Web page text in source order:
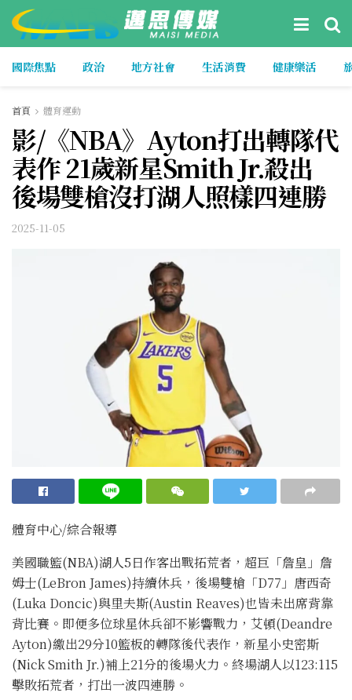
國際焦點 政治 地方社會 生活消費 健康樂活
首頁 體育運動
影/《NBA》Ayton打出轉隊代
表作 21歲新星Smith Jr.殺出
後場雙槍沒打湖人照樣四連勝
2025-11-05
體育中心/綜合報導
美國職籃(NBA)湖人5日作客出戰拓荒者，超巨「詹皇」詹
姆士(LeBron James)持續休兵，後場雙槍「D77」唐西奇
(Luka Doncic)與里夫斯(Austin Reaves)也皆未出席背靠
背比賽。即便多位球星休兵卻不影響戰力，艾頓(Deandre
Ayton)繳出29分10籃板的轉隊後代表作，新星小史密斯
(Nick Smith Jr.)補上21分的後場火力。終場湖人以123:115
擊敗拓荒者，打出一波四連勝。